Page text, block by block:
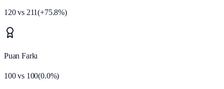
120vs 211(+75.8%)
Puan Farkı
100vs 100(0.0%)